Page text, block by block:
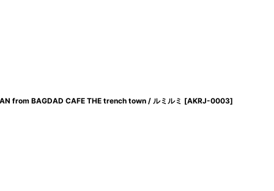
from BAGDAD CAFE THE trench town / ルミルミ [AKRJ-0003]